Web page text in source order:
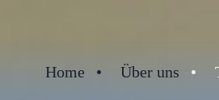
Home Über uns